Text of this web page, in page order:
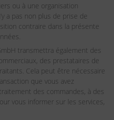
ou à une organisation
a pas non plus de prise de
contraire dans la présente
transmettra également des
des prestataires de
Cela peut être nécessaire
que vous avez
des commandes, à des
vous informer sur les services,